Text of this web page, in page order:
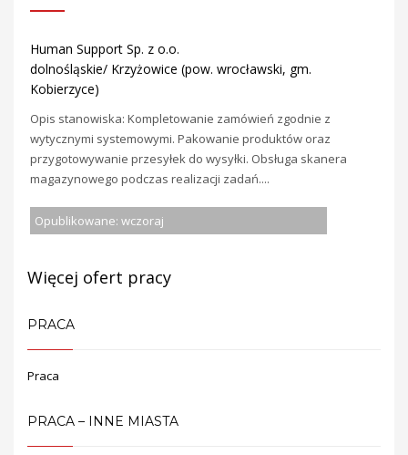
Human Support Sp. z o.o.
dolnośląskie/ Krzyżowice (pow. wrocławski, gm.
Kobierzyce)
Opis stanowiska: Kompletowanie zamówień zgodnie z
wytycznymi systemowymi. Pakowanie produktów oraz
przygotowywanie przesyłek do wysyłki. Obsługa skanera
magazynowego podczas realizacji zadań....
Opublikowane: wczoraj
Więcej ofert pracy
PRACA
Praca
PRACA – INNE MIASTA